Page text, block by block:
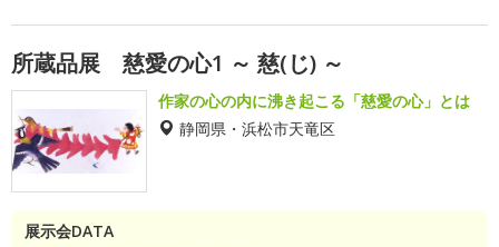
所蔵品展 慈愛の心1 ～ 慈(じ) ～
作家の心の内に沸き起こる「慈愛の心」とは
静岡県・浜松市天竜区
展示会DATA